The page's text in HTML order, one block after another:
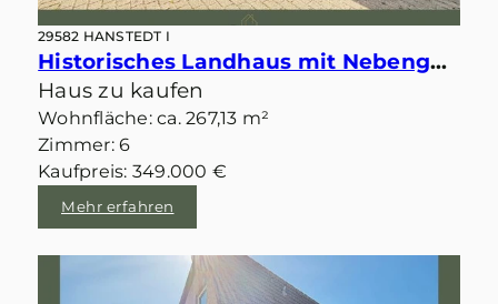
29582 HANSTEDT I
Historisches Landhaus mit Nebengebäuden und zwei möglichen Baugrundstücken im idyllischen Velgen
Haus zu kaufen
Wohnfläche: ca. 267,13 m²
Zimmer: 6
Kaufpreis: 349.000 €
Mehr erfahren